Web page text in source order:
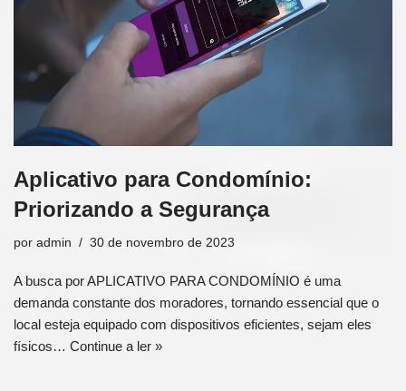
Aplicativo para Condomínio:
Priorizando a Segurança
por admin 30 de novembro de 2023
A busca por APLICATIVO PARA CONDOMÍNIO é uma
demanda constante dos moradores, tornando essencial que o
local esteja equipado com dispositivos eficientes, sejam eles
físicos… Continue a ler »